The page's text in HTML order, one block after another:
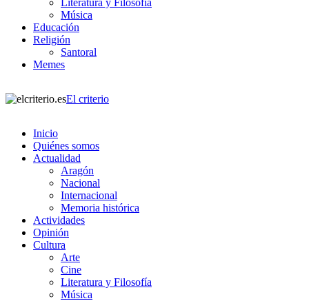
Literatura y Filosofía
Música
Educación
Religión
Santoral
Memes
El criterio
Inicio
Quiénes somos
Actualidad
Aragón
Nacional
Internacional
Memoria histórica
Actividades
Opinión
Cultura
Arte
Cine
Literatura y Filosofía
Música